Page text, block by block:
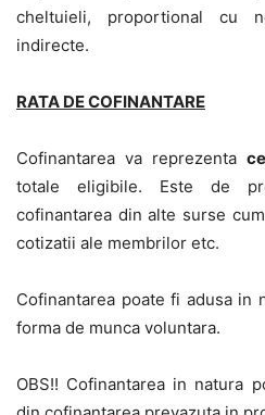
cheltuieli, proportional cu
indirecte.
RATA DE COFINANTARE
Cofinantarea va reprezenta
totale eligibile. Este de
cofinantarea din alte surse
cotizatii ale membrilor etc.
Cofinantarea poate fi adusa in
forma de munca voluntara.
OBS!! Cofinantarea in natura